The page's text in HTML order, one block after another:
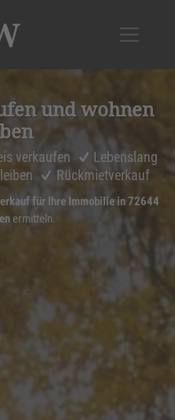
und wohnen
verkaufen
Lebenslang
Rückmietverkauf
für Ihre Immobilie in 72644
ermitteln.